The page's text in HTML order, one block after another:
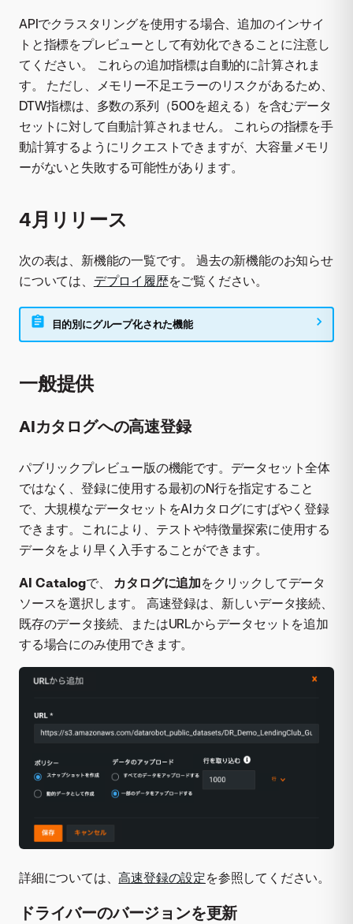
APIでクラスタリングを使用する場合、追加のインサイ
トと指標をプレビューとして有効化できることに注意し
てください。 これらの追加指標は自動的に計算されま
す。 ただし、メモリー不足エラーのリスクがあるため、
DTW指標は、多数の系列（500を超える）を含むデータ
セットに対して自動計算されません。 これらの指標を手
動計算するようにリクエストできますが、大容量メモリ
ーがないと失敗する可能性があります。
4月リリース
次の表は、新機能の一覧です。 過去の新機能のお知らせ
については、 デプロイ履歴をご覧ください。
目的別にグループ化された機能
一般提供
AIカタログへの高速登録
パブリックプレビュー版の機能です。データセット全体
ではなく、登録に使用する最初のN行を指定すること
で、大規模なデータセットをAIカタログにすばやく登録
できます。これにより、テストや特徴量探索に使用する
データをより早く入手することができます。
AI Catalogで、 カタログに追加をクリックしてデータ
ソースを選択します。 高速登録は、新しいデータ接続、
既存のデータ接続、またはURLからデータセットを追加
する場合にのみ使用できます。
詳細については、高速登録の設定を参照してください。
ドライバーのバージョンを更新